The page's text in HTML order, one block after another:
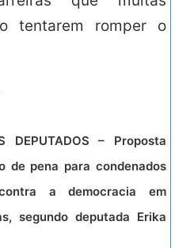
tentarem romper o
DEPUTADOS – Proposta
de pena para condenados
a democracia em
segundo deputada Erika